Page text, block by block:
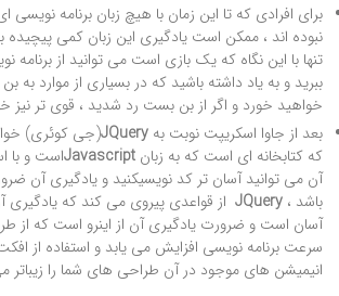
برای افرادی که تا این زمان با هیچ زبان برنامه نویسی
نبوده اند ، ممکن است یادگیری این زبان کمی پیچیده
تنها با این نگاه که یک بازی است می توانید از برنامه
ببرید و به یاد داشته باشید که در بسیاری از موارد به
خواهید خورد و اگر از بن بست رد شدید ، قوی تر نیز
بعد از جاوا اسکریپت نوبت به JQuery(جی کوئری)
که کتابخانه ای است که به زبان Javascriptاست و با
آن می توانید آسان تر کد نویسیکنید و یادگیری آن
باشد ، JQuery از قواعدی پیروی می کند که یادگیری
آسان است و ضرورت یادگیری آن از اینرو است که از
سرعت برنامه نویسی افزایش می یابد و استفاده از
انیمیشن های موجود در آن طراحی های شما را زیباتر